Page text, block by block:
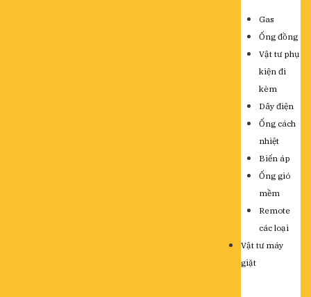
Gas
Ống đồng
Vật tư phụ
kiện đi
kèm
Dây điện
Ống cách
nhiệt
Biến áp
Ống gió
mềm
Remote
các loại
Vật tư máy
giặt